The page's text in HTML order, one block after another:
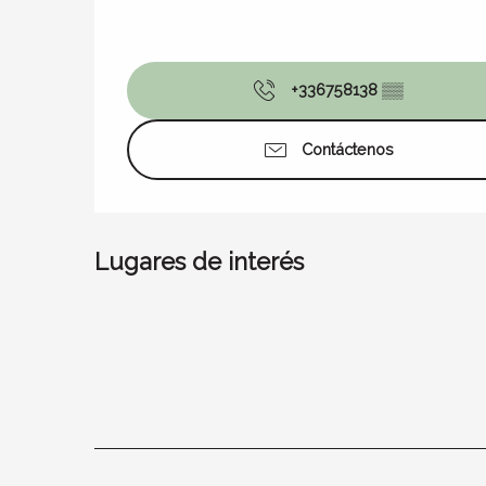
+336758138 ▒▒
Contáctenos
Lugares de interés